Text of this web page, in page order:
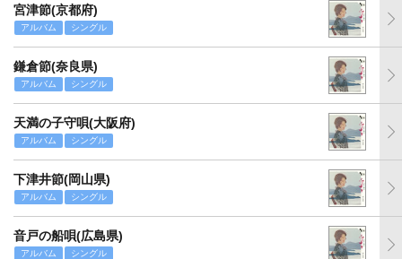
宮津節(京都府)
アルバム シングル
鎌倉節(奈良県)
アルバム シングル
天満の子守唄(大阪府)
アルバム シングル
下津井節(岡山県)
アルバム シングル
音戸の船唄(広島県)
アルバム シングル